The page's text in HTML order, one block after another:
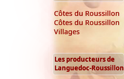
Côtes du Roussillon
Côtes du Roussillon
Villages
Les producteurs de
Languedoc-Roussillon